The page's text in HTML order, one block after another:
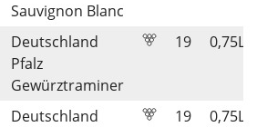
Sauvignon Blanc
Deutschland
Pfalz
Gewürztraminer
19 0,75L
Deutschland
19 0,75L